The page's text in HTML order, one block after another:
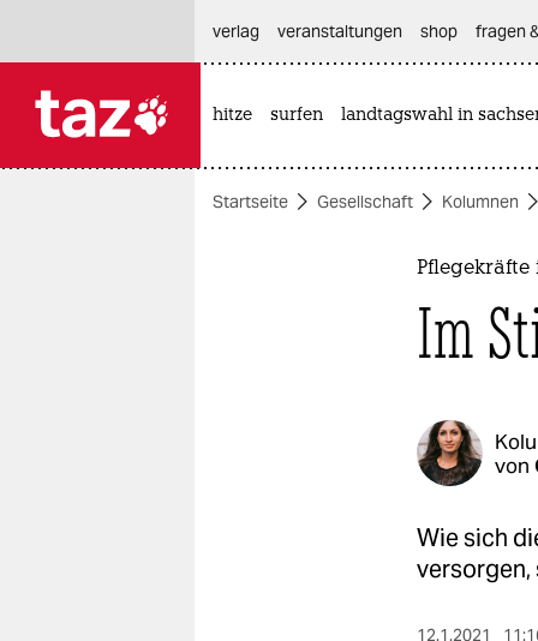
themen
verlag
veranstaltungen shop fragen
hitze surfen landtagswahl in
Startseite Gesellschaft Kolumnen
Im
von
Wie sich
versorgen,
12.1.2021